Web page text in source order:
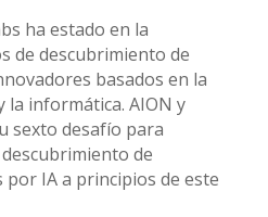
ha estado en la
de descubrimiento de
basados en la
la informática. AION y
sexto desafío para
de
IA a principios de este